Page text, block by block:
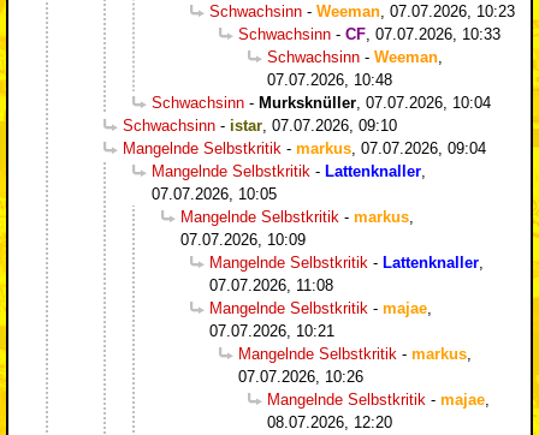
Schwachsinn - Weeman, 07.07.2026, 10:23
Schwachsinn - CF, 07.07.2026, 10:33
Schwachsinn - Weeman,
07.07.2026, 10:48
Schwachsinn - Murksknüller, 07.07.2026, 10:04
Schwachsinn - istar, 07.07.2026, 09:10
Mangelnde Selbstkritik - markus, 07.07.2026, 09:04
Mangelnde Selbstkritik - Lattenknaller,
07.07.2026, 10:05
Mangelnde Selbstkritik - markus,
07.07.2026, 10:09
Mangelnde Selbstkritik - Lattenknaller,
07.07.2026, 11:08
Mangelnde Selbstkritik - majae,
07.07.2026, 10:21
Mangelnde Selbstkritik - markus,
07.07.2026, 10:26
Mangelnde Selbstkritik - majae,
08.07.2026, 12:20